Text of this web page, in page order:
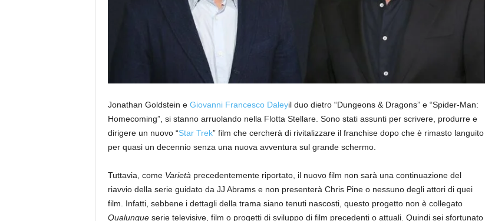
Jonathan Goldstein e Giovanni Francesco Daleyil duo dietro “Dungeons & Dragons” e “Spider-Man:
Homecoming”, si stanno arruolando nella Flotta Stellare. Sono stati assunti per scrivere, produrre e
dirigere un nuovo “Star Trek” film che cercherà di rivitalizzare il franchise dopo che è rimasto languito
per quasi un decennio senza una nuova avventura sul grande schermo.
Tuttavia, come Varietàprecedentemente riportato, il nuovo film non sarà una continuazione del
riavvio della serie guidato da JJ Abrams e non presenterà Chris Pine o nessuno degli attori di quei
film. Infatti, sebbene i dettagli della trama siano tenuti nascosti, questo progetto non è collegato
Qualunqueserie televisive, film o progetti di sviluppo di film precedenti o attuali. Quindi sei sfortunato